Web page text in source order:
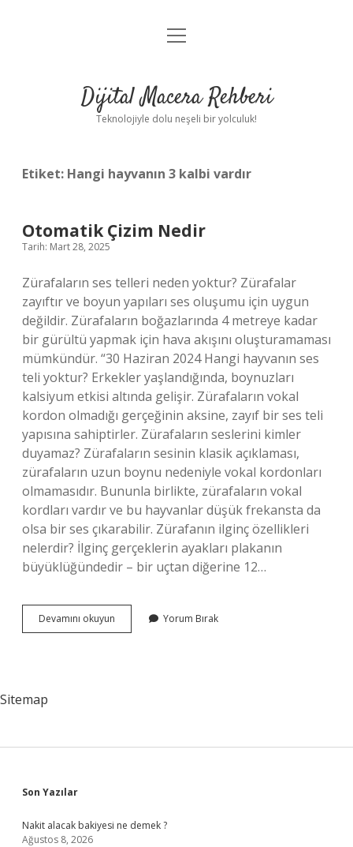
Anasayfa
Yasal Uyarı
menüyü
Dijital Macera Rehberi
Teknolojiyle dolu neşeli bir yolculuk!
Etiket: Hangi hayvanın 3 kalbi vardır
Otomatik Çizim Nedir
Tarih: Mart 28, 2025
Zürafaların ses telleri neden yoktur? Zürafalar
zayıftır ve boyun yapıları ses oluşumu için uygun
değildir. Zürafaların boğazlarında 4 metreye kadar
bir gürültü yapmak için hava akışını oluşturamaması
mümkündür. “30 Haziran 2024 Hangi hayvanın ses
teli yoktur? Erkekler yaşlandığında, boynuzları
kalsiyum etkisi altında gelişir. Zürafaların vokal
kordon olmadığı gerçeğinin aksine, zayıf bir ses teli
yapısına sahiptirler. Zürafaların seslerini kimler
duyamaz? Zürafaların sesinin klasik açıklaması,
zürafaların uzun boynu nedeniyle vokal kordonları
olmamasıdır. Bununla birlikte, zürafaların vokal
kordları vardır ve bu hayvanlar düşük frekansta da
olsa bir ses çıkarabilir. Zürafanın ilginç özellikleri
nelerdir? İlginç gerçeklerin ayakları plakanın
büyüklüğündedir – bir uçtan diğerine 12…
Devamını okuyun Otomatik
Çizim
Yorum Bırak
Sitemap
Sidebar
Son Yazılar
Nakit alacak bakiyesi ne demek ?
Ağustos 8, 2026